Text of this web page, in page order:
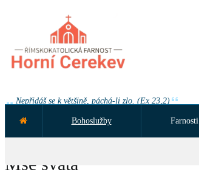
Nepřidáš se k většině, páchá-li zlo. (Ex 23,2)
NEJBLIŽŠÍ UDÁLOST ZA:
Bohoslužby Farnosti
Mše svatá